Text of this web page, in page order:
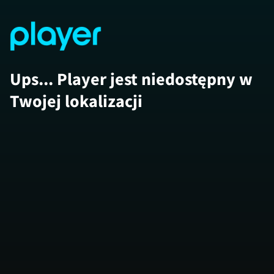
Ups... Player jest niedostępny w
Twojej lokalizacji